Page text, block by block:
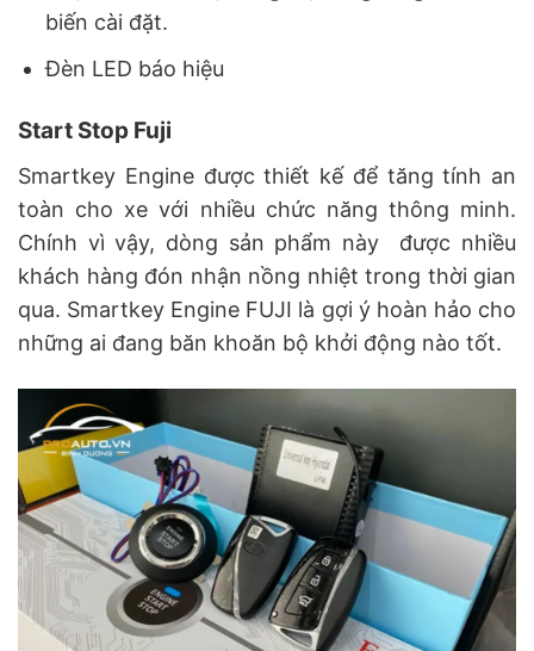
biến cài đặt.
Đèn LED báo hiệu
Start Stop Fuji
Smartkey Engine được thiết kế để tăng tính an
toàn cho xe với nhiều chức năng thông minh.
Chính vì vậy, dòng sản phẩm này được nhiều
khách hàng đón nhận nồng nhiệt trong thời gian
qua. Smartkey Engine FUJI là gợi ý hoàn hảo cho
những ai đang băn khoăn bộ khởi động nào tốt.